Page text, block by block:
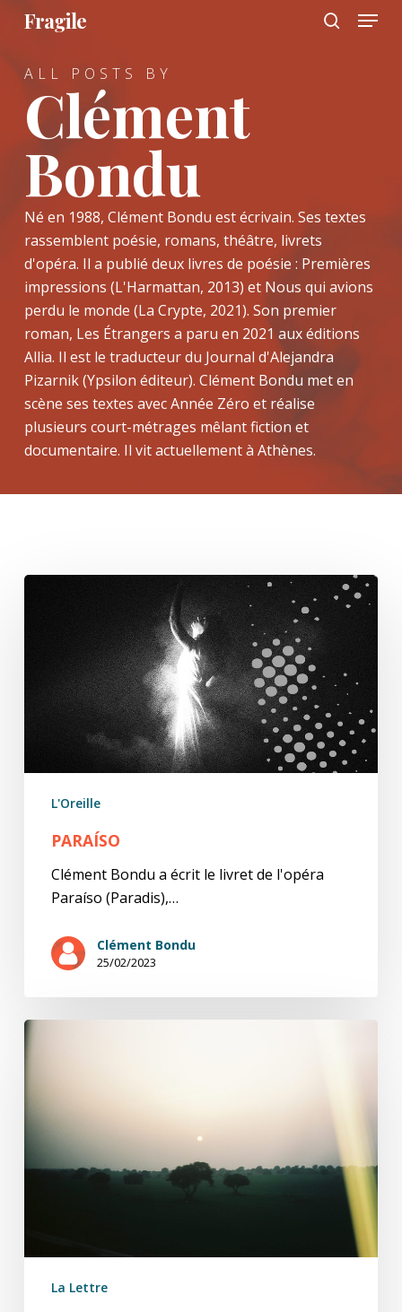
Skip
content
Fragile Menu
ALL POSTS BY
Clément
Bondu
Né en 1988, Clément Bondu est écrivain. Ses textes
rassemblent poésie, romans, théâtre, livrets
d'opéra. Il a publié deux livres de poésie : Premières
impressions (L'Harmattan, 2013) et Nous qui avions
perdu le monde (La Crypte, 2021). Son premier
roman, Les Étrangers a paru en 2021 aux éditions
Allia. Il est le traducteur du Journal d'Alejandra
Pizarnik (Ypsilon éditeur). Clément Bondu met en
scène ses textes avec Année Zéro et réalise
plusieurs court-métrages mêlant fiction et
documentaire. Il vit actuellement à Athènes.
Paraíso
L'Oreille
PARAÍSO
Clément Bondu a écrit le livret de l'opéra
Paraíso (Paradis),…
Clément Bondu
25/02/2023
Nous
le
monde
–
La Lettre